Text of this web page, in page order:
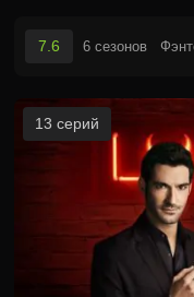
7.6 6 сезонов
13 серий